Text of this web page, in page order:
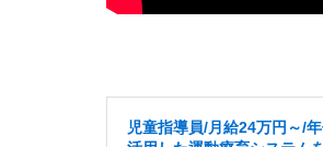
児童指導員/月給24万円～/